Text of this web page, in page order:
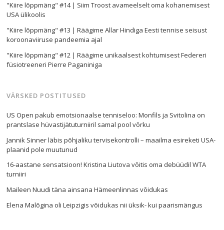
"Kiire lõppmäng" #14 | Siim Troost avameelselt oma kohanemisest
USA ülikoolis
"Kiire lõppmäng" #13 | Räägime Allar Hindiga Eesti tennise seisust
koroonaviiruse pandeemia ajal
"Kiire lõppmäng" #12 | Räägime unikaalsest kohtumisest Federeri
füsiotreeneri Pierre Paganiniga
VÄRSKED POSTITUSED
US Open pakub emotsionaalse tenniseloo: Monfils ja Svitolina on
prantslase hüvastijätuturniiril samal pool võrku
Jannik Sinner läbis põhjaliku tervisekontrolli – maailma esireketi USA-
plaanid pole muutunud
16-aastane sensatsioon! Kristina Liutova võitis oma debüüdil WTA
turniiri
Maileen Nuudi täna ainsana Hämeenlinnas võidukas
Elena Malõgina oli Leipzigis võidukas nii üksik- kui paarismängus
Navigeerimine